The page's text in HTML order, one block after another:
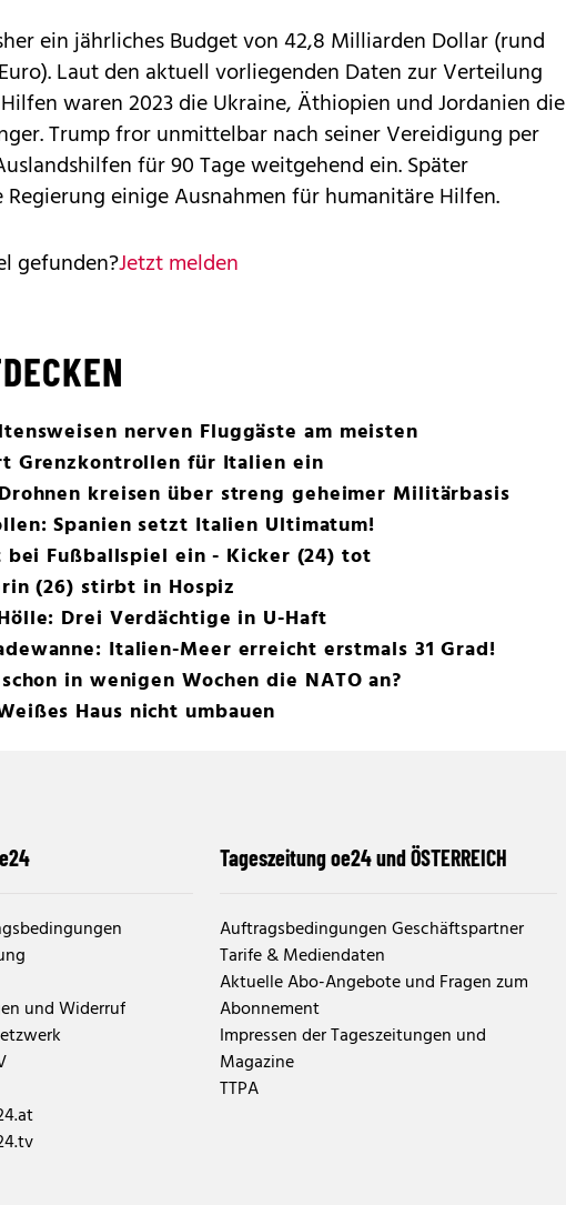
ein jährliches Budget von 42,8 Milliarden Dollar (rund
Laut den aktuell vorliegenden Daten zur Verteilung
waren 2023 die Ukraine, Äthiopien und Jordanien die
Trump fror unmittelbar nach seiner Vereidigung per
für 90 Tage weitgehend ein. Später
einige Ausnahmen für humanitäre Hilfen.
gefunden?Jetzt melden
nerven Fluggäste am meisten
Grenzkontrollen für Italien ein
kreisen über streng geheimer Militärbasis
Spanien setzt Italien Ultimatum!
bei Fußballspiel ein - Kicker (24) tot
(26) stirbt in Hospiz
Drei Verdächtige in U-Haft
Italien-Meer erreicht erstmals 31 Grad!
in wenigen Wochen die NATO an?
Haus nicht umbauen
und Widerruf
Tageszeitung oe24 und ÖSTERREICH
Auftragsbedingungen Geschäftspartner
Tarife & Mediendaten
Aktuelle Abo-Angebote und Fragen zum
Abonnement
Impressen der Tageszeitungen und
Magazine
TTPA